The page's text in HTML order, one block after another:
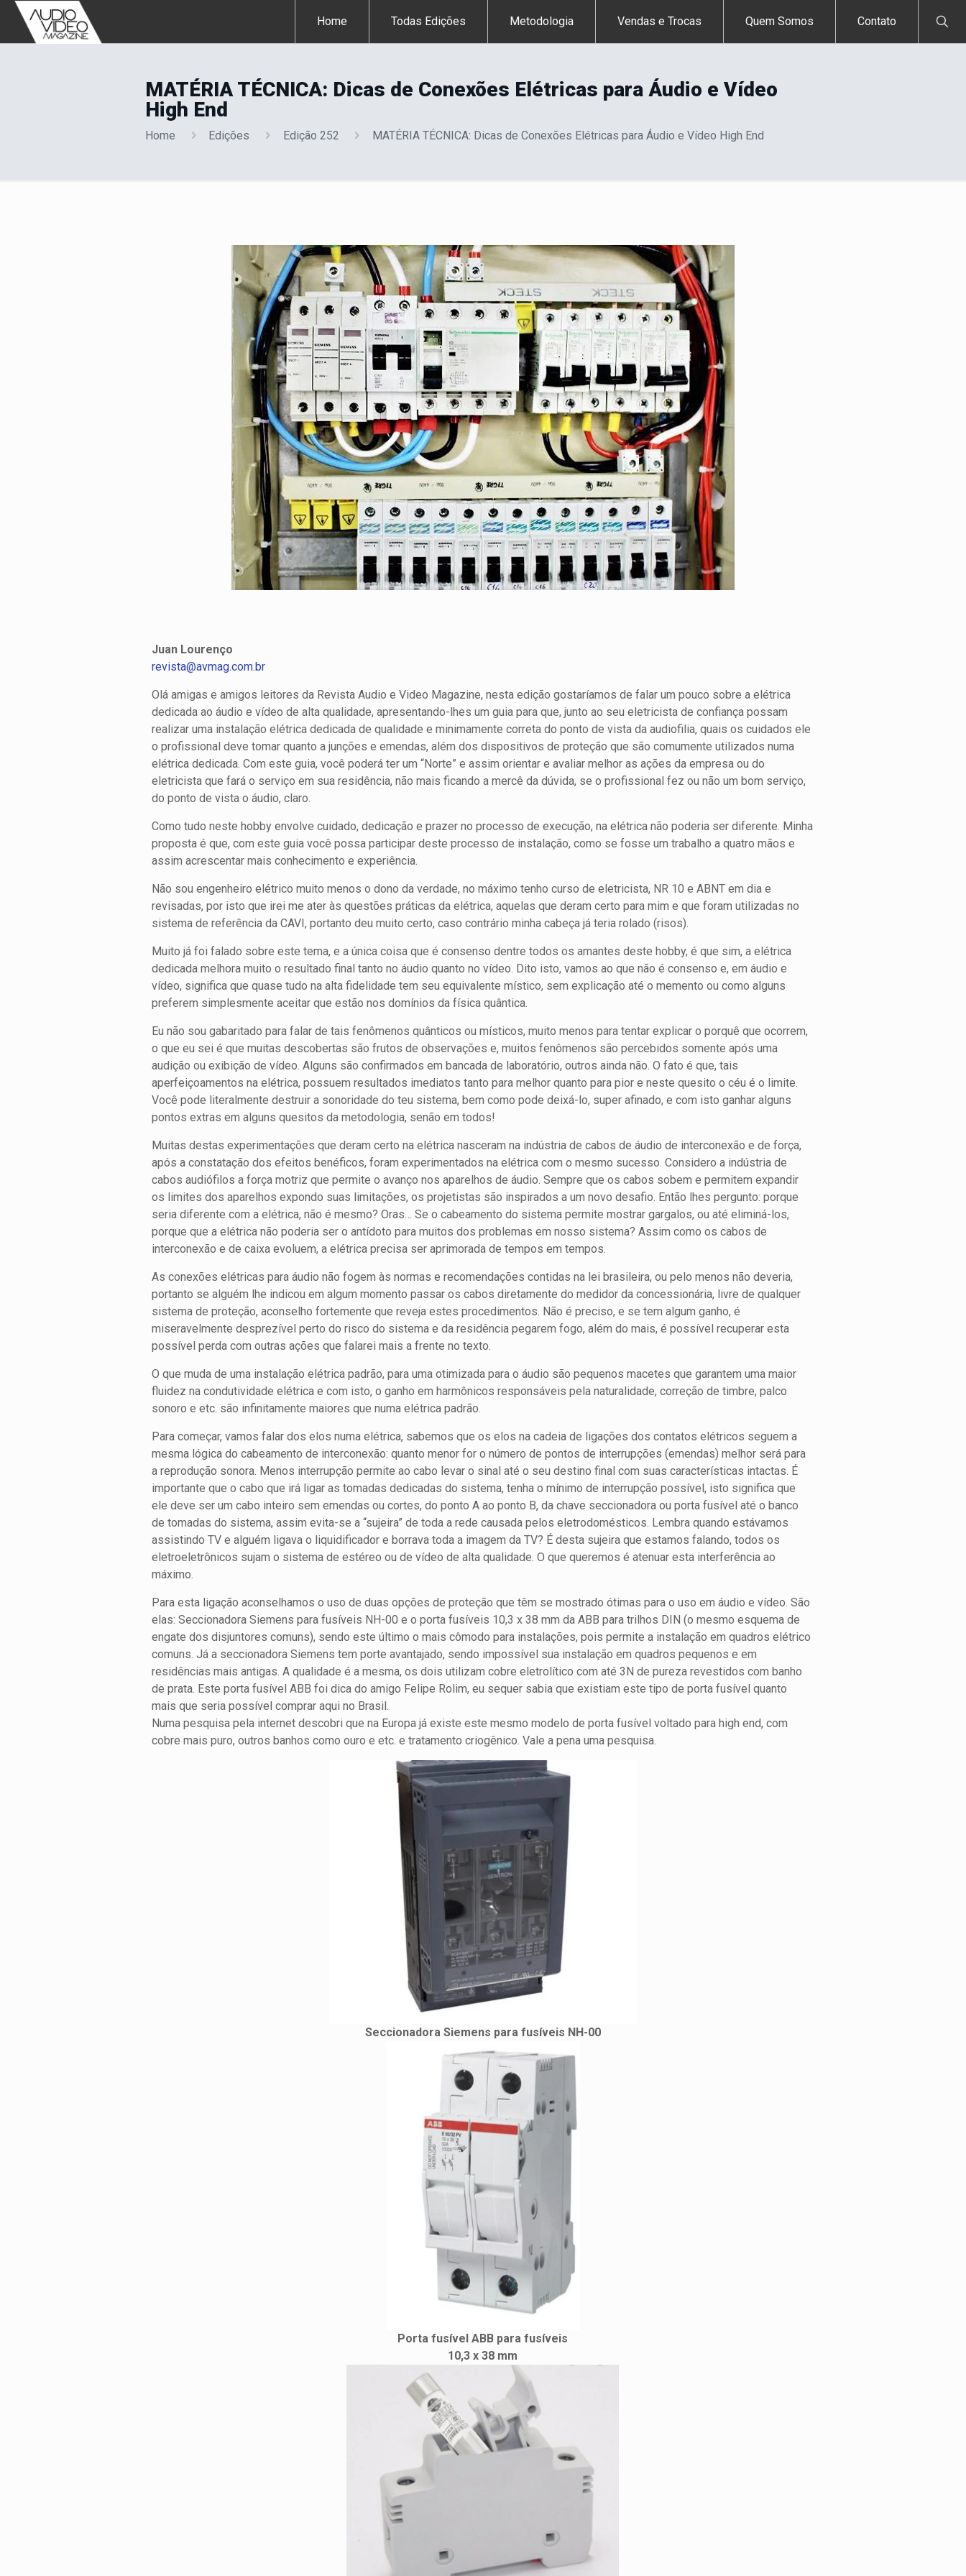
Home Todas Edições Metodologia Vendas e Trocas Quem Somos Contato
MATÉRIA TÉCNICA: Dicas de Conexões Elétricas para Áudio e Vídeo
High End
Home Edições Edição 252 MATÉRIA TÉCNICA: Dicas de Conexões Elétricas para Áudio e Vídeo High End
Juan Lourenço
revista@avmag.com.br
Olá amigas e amigos leitores da Revista Audio e Video Magazine, nesta edição gostaríamos de falar um pouco sobre a elétrica
dedicada ao áudio e vídeo de alta qualidade, apresentando-lhes um guia para que, junto ao seu eletricista de confiança possam
realizar uma instalação elétrica dedicada de qualidade e minimamente correta do ponto de vista da audiofilia, quais os cuidados ele
o profissional deve tomar quanto a junções e emendas, além dos dispositivos de proteção que são comumente utilizados numa
elétrica dedicada. Com este guia, você poderá ter um “Norte” e assim orientar e avaliar melhor as ações da empresa ou do
eletricista que fará o serviço em sua residência, não mais ficando a mercê da dúvida, se o profissional fez ou não um bom serviço,
do ponto de vista o áudio, claro.
Como tudo neste hobby envolve cuidado, dedicação e prazer no processo de execução, na elétrica não poderia ser diferente. Minha
proposta é que, com este guia você possa participar deste processo de instalação, como se fosse um trabalho a quatro mãos e
assim acrescentar mais conhecimento e experiência.
Não sou engenheiro elétrico muito menos o dono da verdade, no máximo tenho curso de eletricista, NR 10 e ABNT em dia e
revisadas, por isto que irei me ater às questões práticas da elétrica, aquelas que deram certo para mim e que foram utilizadas no
sistema de referência da CAVI, portanto deu muito certo, caso contrário minha cabeça já teria rolado (risos).
Muito já foi falado sobre este tema, e a única coisa que é consenso dentre todos os amantes deste hobby, é que sim, a elétrica
dedicada melhora muito o resultado final tanto no áudio quanto no vídeo. Dito isto, vamos ao que não é consenso e, em áudio e
vídeo, significa que quase tudo na alta fidelidade tem seu equivalente místico, sem explicação até o memento ou como alguns
preferem simplesmente aceitar que estão nos domínios da física quântica.
Eu não sou gabaritado para falar de tais fenômenos quânticos ou místicos, muito menos para tentar explicar o porquê que ocorrem,
o que eu sei é que muitas descobertas são frutos de observações e, muitos fenômenos são percebidos somente após uma
audição ou exibição de vídeo. Alguns são confirmados em bancada de laboratório, outros ainda não. O fato é que, tais
aperfeiçoamentos na elétrica, possuem resultados imediatos tanto para melhor quanto para pior e neste quesito o céu é o limite.
Você pode literalmente destruir a sonoridade do teu sistema, bem como pode deixá-lo, super afinado, e com isto ganhar alguns
pontos extras em alguns quesitos da metodologia, senão em todos!
Muitas destas experimentações que deram certo na elétrica nasceram na indústria de cabos de áudio de interconexão e de força,
após a constatação dos efeitos benéficos, foram experimentados na elétrica com o mesmo sucesso. Considero a indústria de
cabos audiófilos a força motriz que permite o avanço nos aparelhos de áudio. Sempre que os cabos sobem e permitem expandir
os limites dos aparelhos expondo suas limitações, os projetistas são inspirados a um novo desafio. Então lhes pergunto: porque
seria diferente com a elétrica, não é mesmo? Oras… Se o cabeamento do sistema permite mostrar gargalos, ou até eliminá-los,
porque que a elétrica não poderia ser o antídoto para muitos dos problemas em nosso sistema? Assim como os cabos de
interconexão e de caixa evoluem, a elétrica precisa ser aprimorada de tempos em tempos.
As conexões elétricas para áudio não fogem às normas e recomendações contidas na lei brasileira, ou pelo menos não deveria,
portanto se alguém lhe indicou em algum momento passar os cabos diretamente do medidor da concessionária, livre de qualquer
sistema de proteção, aconselho fortemente que reveja estes procedimentos. Não é preciso, e se tem algum ganho, é
miseravelmente desprezível perto do risco do sistema e da residência pegarem fogo, além do mais, é possível recuperar esta
possível perda com outras ações que falarei mais a frente no texto.
O que muda de uma instalação elétrica padrão, para uma otimizada para o áudio são pequenos macetes que garantem uma maior
fluidez na condutividade elétrica e com isto, o ganho em harmônicos responsáveis pela naturalidade, correção de timbre, palco
sonoro e etc. são infinitamente maiores que numa elétrica padrão.
Para começar, vamos falar dos elos numa elétrica, sabemos que os elos na cadeia de ligações dos contatos elétricos seguem a
mesma lógica do cabeamento de interconexão: quanto menor for o número de pontos de interrupções (emendas) melhor será para
a reprodução sonora. Menos interrupção permite ao cabo levar o sinal até o seu destino final com suas características intactas. É
importante que o cabo que irá ligar as tomadas dedicadas do sistema, tenha o mínimo de interrupção possível, isto significa que
ele deve ser um cabo inteiro sem emendas ou cortes, do ponto A ao ponto B, da chave seccionadora ou porta fusível até o banco
de tomadas do sistema, assim evita-se a “sujeira” de toda a rede causada pelos eletrodomésticos. Lembra quando estávamos
assistindo TV e alguém ligava o liquidificador e borrava toda a imagem da TV? É desta sujeira que estamos falando, todos os
eletroeletrônicos sujam o sistema de estéreo ou de vídeo de alta qualidade. O que queremos é atenuar esta interferência ao
máximo.
Para esta ligação aconselhamos o uso de duas opções de proteção que têm se mostrado ótimas para o uso em áudio e vídeo. São
elas: Seccionadora Siemens para fusíveis NH-00 e o porta fusíveis 10,3 x 38 mm da ABB para trilhos DIN (o mesmo esquema de
engate dos disjuntores comuns), sendo este último o mais cômodo para instalações, pois permite a instalação em quadros elétrico
comuns. Já a seccionadora Siemens tem porte avantajado, sendo impossível sua instalação em quadros pequenos e em
residências mais antigas. A qualidade é a mesma, os dois utilizam cobre eletrolítico com até 3N de pureza revestidos com banho
de prata. Este porta fusível ABB foi dica do amigo Felipe Rolim, eu sequer sabia que existiam este tipo de porta fusível quanto
mais que seria possível comprar aqui no Brasil.
Numa pesquisa pela internet descobri que na Europa já existe este mesmo modelo de porta fusível voltado para high end, com
cobre mais puro, outros banhos como ouro e etc. e tratamento criogênico. Vale a pena uma pesquisa.
Seccionadora Siemens para fusíveis NH-00
Porta fusível ABB para fusíveis
10,3 x 38 mm